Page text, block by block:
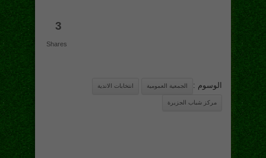
3
Shares
الوسوم : الجمعية العمومية انتخابات الاندية
مركز شباب الجزيرة